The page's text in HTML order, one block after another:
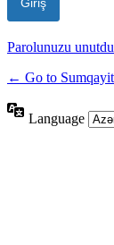
Parolunuzu
← Go to
Language